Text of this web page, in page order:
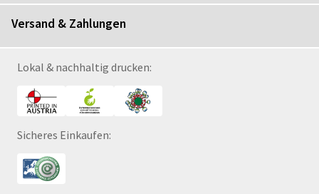
Versand & Zahlungen
Lokal & nachhaltig drucken:
Sicheres Einkaufen: